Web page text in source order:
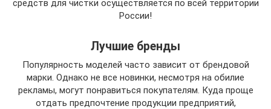
средств для чистки осуществляется по всей территории
России!
Лучшие бренды
Популярность моделей часто зависит от брендовой
марки. Однако не все новинки, несмотря на обилие
рекламы, могут понравиться покупателям. Куда проще
отдать предпочтение продукции предприятий,